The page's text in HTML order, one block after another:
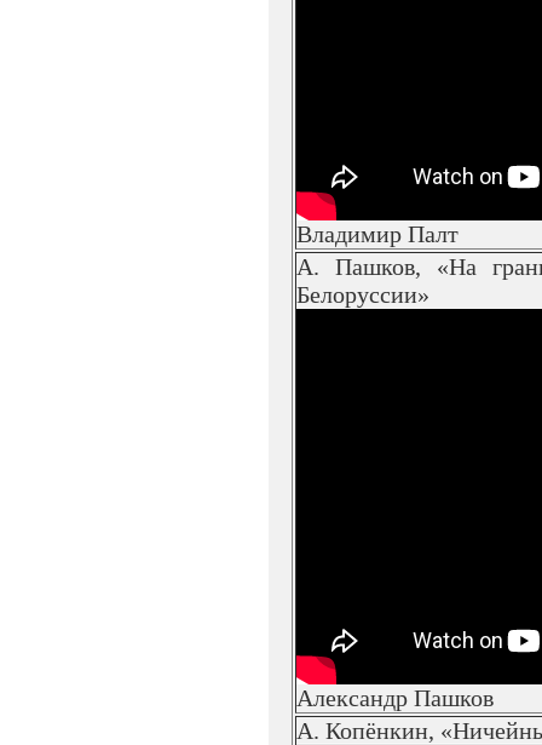
Владимир Палт
А. Пашков, «На
Белоруссии»
Александр Пашков
А. Копёнкин,